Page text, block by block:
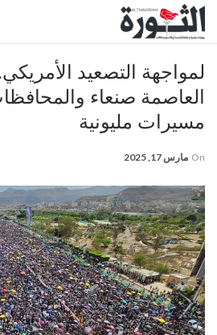
لمواجهة التصعيد
العاصمة صنعاء
مسيرات مليونية
On مارس 17, 2025